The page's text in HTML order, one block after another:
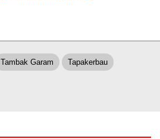
Tambak Garam Tapakerbau